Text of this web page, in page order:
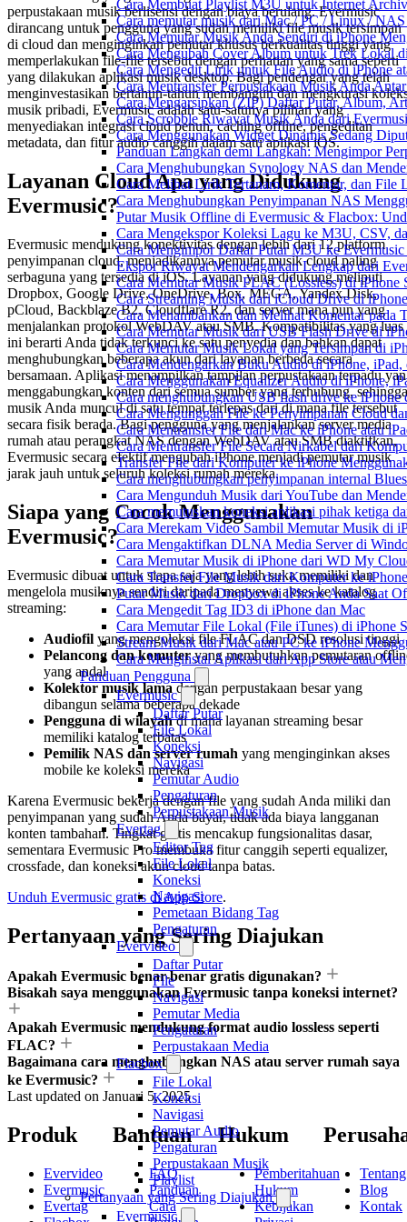
Cara Membuat Playlist M3U untuk Internet
Cara memutar musik dari Mac / PC / Linux /
Cara Memutar Musik Anda Sendiri di iPhone
Cara Mengubah Cover Album untuk Trek Lokal
Cara Mengedit Lirik untuk File Audio di iPhone
Cara Mentransfer Perpustakaan Musik Anda
Cara Mengarsipkan (ZIP) Daftar Putar, Album,
Cara Scrobble Riwayat Musik Anda dari
Cara Menggunakan Widget Dinamis Sedang
Panduan Langkah demi Langkah: Mengimpor
Cara Menghubungkan Synology NAS dan
Cara Melihat Lirik Tertanam, Komentar, dan
Cara Menghubungkan Penyimpanan NAS
Putar Musik Offline di Evermusic & Flacbox:
Cara Mengekspor Koleksi Lagu ke M3U, CSV,
Cara Mengimpor Daftar Putar M3U ke
Ekspor Riwayat Mendengarkan Lengkap dari
Cara Memutar Musik FLAC (Lossless) di iPhone
Cara Streaming Musik dari iCloud Drive di
Cara Menambahkan dan Melihat Komentar pada
Cara Memutar Musik dari USB Flash Drive di
Cara Memutar Musik Lokal yang Tersimpan di
Cara Mendengarkan Buku Audio di iPhone,
Cara Menggunakan Equalizer Audio di iPhone,
Cara menghubungkan USB flash drive ke
Cara Mengunggah File ke Penyimpanan Cloud
Cara Mentransfer File dari Mac ke iPhone atau
Cara Mentransfer File Secara Nirkabel dari
Transfer File dari Komputer ke iPhone
Cara menghubungkan penyimpanan internal
Cara Mengunduh Musik dari YouTube dan
Cara memutuskan koneksi aplikasi pihak ketiga
Cara Merekam Video Sambil Memutar Musik di
Cara Mengaktifkan DLNA Media Server di
Cara Memutar Musik di iPhone dari WD My
Cara Transfer File Musik dari Komputer ke
Putar Musik dari Dropbox di iPhone Anda Saat
Cara Mengedit Tag ID3 di iPhone dan Mac
Cara Memutar File Lokal (File iTunes) di iPhone
Stream Musik dari Mac atau PC ke iPhone
Cara Menginstal Aplikasi dari App Store atau
Panduan Pengguna
Evermusic
Daftar Putar
File Lokal
Koneksi
Navigasi
Pemutar Audio
Pengaturan
Perpustakaan Musik
Evertag
Editor Tag
File Lokal
Koneksi
Navigasi
Pemetaan Bidang Tag
Pengaturan
Evervideo
Daftar Putar
File
Navigasi
Pemutar Media
Pengaturan
Perpustakaan Media
Flacbox
File Lokal
Koneksi
Navigasi
Pemutar Audio
Pengaturan
Perpustakaan Musik
Playlist
Pertanyaan yang Sering Diajukan
Evermusic
perpustakaan musik berlisensi dengan biaya berulang. Evermusic
dirancang untuk pengguna yang sudah memiliki file musik tersimpan
di cloud dan menginginkan pemutar khusus berkualitas tinggi yang
memperlakukan file-file tersebut dengan perhatian yang sama seperti
yang dilakukan aplikasi musik desktop. Bagi pendengar yang telah
menginvestasikan bertahun-tahun membangun dan mengkurasi
musik pribadi, Evermusic adalah satu-satunya pilihan yang
menyediakan integrasi cloud penuh, caching offline, pengeditan
metadata, dan fitur audio canggih dalam satu aplikasi iOS.
Layanan Cloud Apa yang Didukung
Evermusic?
Evermusic mendukung konektivitas dengan lebih dari 12 platform
penyimpanan cloud, menjadikannya pemutar musik cloud paling
serbaguna yang tersedia di iOS. Layanan yang didukung meliputi
Dropbox, Google Drive, OneDrive, Box, MEGA, Yandex.Disk,
pCloud, Backblaze B2, Cloudflare R2, dan server mana pun yang
menjalankan protokol WebDAV atau SMB. Kompatibilitas yang luas
ini berarti Anda tidak terkunci ke satu penyedia dan bahkan dapat
menghubungkan beberapa akun dari layanan berbeda secara
bersamaan. Aplikasi menampilkan tampilan perpustakaan terpadu
menggabungkan konten dari semua sumber yang terhubung, sehingga
musik Anda muncul di satu tempat terlepas dari di mana file tersebut
secara fisik berada. Bagi pengguna yang menjalankan server media
rumah atau perangkat NAS dengan WebDAV atau SMB diaktifkan,
Evermusic secara efektif mengubah iPhone menjadi pemutar musik
jarak jauh untuk seluruh koleksi rumah mereka.
Siapa yang Cocok Menggunakan
Evermusic?
Evermusic dibuat untuk siapa saja yang lebih suka memiliki dan
mengelola musiknya sendiri daripada menyewa akses ke katalog
streaming:
Audiofil yang mengoleksi file FLAC dan DSD resolusi tinggi
Pelancong dan komuteryang membutuhkan pemutaran
yang andal
Kolektor musik lamadengan perpustakaan besar yang
dibangun selama beberapa dekade
Pengguna di wilayahdi mana layanan streaming besar
memiliki katalog terbatas
Pemilik NAS dan server rumah yang menginginkan akses
mobile ke koleksi mereka
Karena Evermusic bekerja dengan file yang sudah Anda miliki dan
penyimpanan yang sudah Anda bayar, tidak ada biaya langganan
konten tambahan. Tingkat gratis mencakup fungsionalitas dasar,
sementara Evermusic Pro membuka fitur canggih seperti equalizer,
crossfade, dan koneksi akun cloud tanpa batas.
Unduh Evermusic gratis di App Store.
Pertanyaan yang Sering Diajukan
Apakah Evermusic benar-benar gratis digunakan?
Bisakah saya menggunakan Evermusic tanpa koneksi internet?
Apakah Evermusic mendukung format audio lossless seperti
FLAC?
Bagaimana cara menghubungkan NAS atau server rumah saya
ke Evermusic?
Last updated on Januari 5, 2025
Produk
Evervideo
Evermusic
Evertag
Bantuan
FAQ
Panduan
Cara
Hukum
Pemberitahuan
Hukum
Kebijakan
Tentang
Blog
Kontak